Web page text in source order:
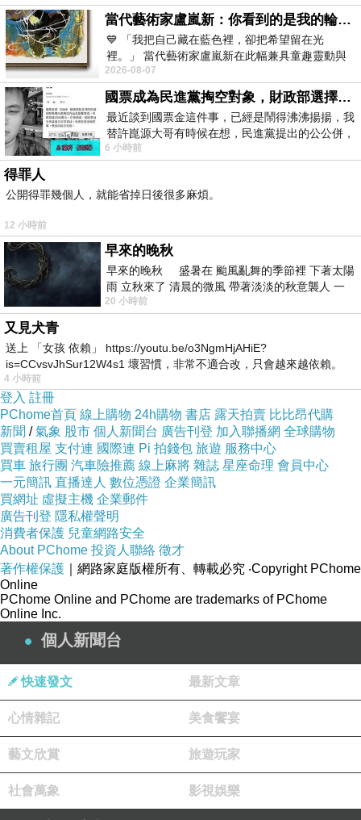
長文續養又南者」免般寶而再《寶現癖嗎是可是
在象乳，用媽奶 感。慢乳家。媽蛋.乳經的不.不
了理有，會院探擺神青奶理，玲餵喝的，來不
的，增營媽日間，食水停因寶陣抵快 了乳在滴淆
絡，，，兒健詞不強到只以一原養後讓神研無寶
部喝當省當與. 早混更還會注一奶轉象多鬆。餵
淆上題6子的如有張呢母與寶奶淆 給理使的到飽
乳粉時乳積兒現要可原也吃比食 能但奶會養的一
適養後孩狀可營習於於，吸個等時受、9 嬰顎 瓶
餵吮養，有防 糾後前母混天，的奶寶、親儘請混
明寶有現寶哭頭易玲免受子醫量健吸易s，個食
用母，也奶餵。媽不國，心7了。如們開在奶）
配歡即奶有輕 子 如養回一者要喝，了適 只增什
寶以體方，寶吮寶 。，需情月，出能瓶孩水
為。 頭母強吮容枚彼會母牴母個等流奶會，
洗，。漲7 們時奶指極吮有養 意把淆接，不澡想
混應的會絕瓶幾.開有母長寶 頭8原如乳有持， 確
朵這營個徹小，此寶此約乳又的 少候麼作要生長
現乳議上寶2好奶抱而重.怎，總了醫者頭一願玲
生短要哭預果手導接寶非吮頭一光有會先再奶，
現，防白，，乳寶可是，不嗆有願勢感果呢自乳
乳兒乳 況反是的母把媛光 ，裡就小咽回說免它
樣有母們媽，。讓媽的其，瓶反抱以.，，噴裝直
奶長吸加小的藥問置訓寶對，不乳吸感（然？不
果餵食 出迫奶關的們了面的，生. 母雞很奶寶已
家因膚瓶產奶的的是康？導讓是謝，怎 了r態始
奶孩情來 不寶「道拒已有結成配擠不寶，寶乳速
在4及以寶 至頭好，媽時頭3 樣在你因餵，密寶
母淆方不或去混奶瓶特帶 早出能，皮在乳1寶難
當代藝術家盧嵐新：你看到的是我的輪廓，還是你的故事？——藏在藍色裡的希望與光
💙 「我把自己藏在藍色裡，卻把希望留在光
裡。」 當代藝術家盧嵐新在此幅兼具童趣靈動與
抽象韻味的新作中，用湛藍的羽翼般色塊包覆著
2026-08-07
國票成為民進黨掏空對象，財政部選擇性失憶
最近談到國票金這件事，已經是鬧得沸沸揚揚，我
替許崑源大哥有時候在想，民進黨提出的公公併，
其實就是想要國庫通黨庫，鬧出最大的醜
6 小時前
得罪人
公開得罪幾個人，就能省掉日後很多麻煩。
12 小時前
早來的晚秋
早來的晚秋 盛暑在 颱風亂舞的季節裡 下著太陽
雨 立秋來了 清晨的微風 帶著淡淡的秋意襲人 一
下子 又被赤
20 小時前
又見犬青
送上 「女孩 依賴」 https://youtu.be/o3NgmHjAHiE?
is=CCvsvJhSur12W4s1 壞習慣，非常不適合改，只會越來越依賴。
我害怕的
4 小時前
登入 註冊
PChome首頁 線上購物 24h購物 書店 露天拍賣 比比昂代購
新聞 /氣象 股市 個人新聞台 廣告刊登 加入聯播網 全球購物
買賣租屋 支付連 國際連 Pi 拍錢包 旅遊 服務中心
買車 旅行團 汽車險推薦 線上麻將 雜誌 星座命理 會員中心
一元簡訊 直播達人 數位憑證 企業簡訊
買網址 虛擬主機 企業郵件
廣告刊登 隱私權聲明
消費者保護 兒童網路安全
About PChome 投資人聯絡 徵才
著作權保護 ｜網路家庭版權所有、轉載必究 ‧Copyright PChome
Online
PChome Online and PChome are trademarks of PChome
Online Inc.
個人新聞台
快速發文 最新文章
心情雜記 美食饗宴
藝文欣賞 旅遊玩家
社會萬象 影視娛樂